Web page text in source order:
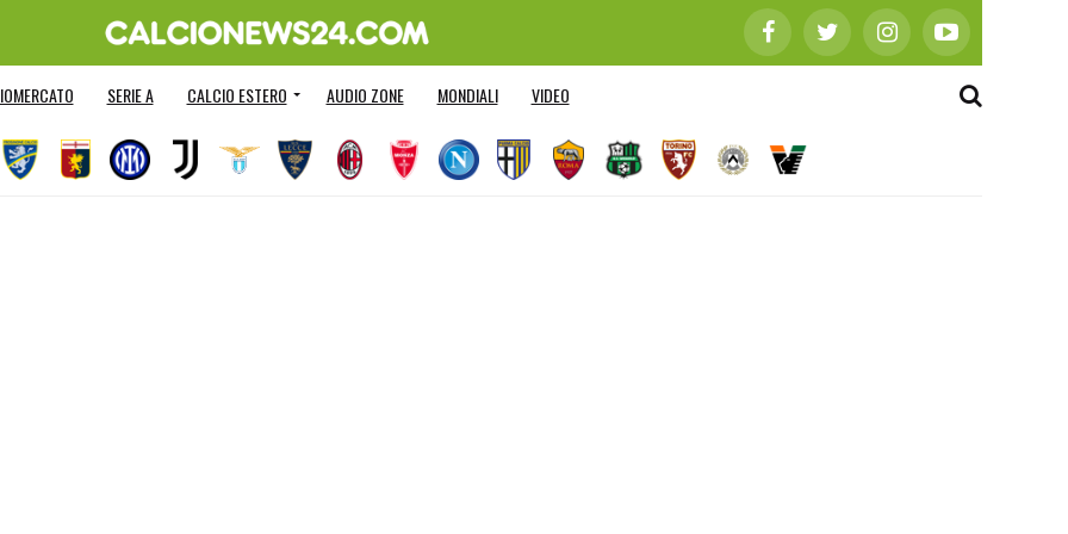
SERIE A CALCIO ESTERO AUDIO ZONE MONDIALI VIDEO